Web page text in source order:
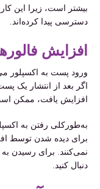
بیشتر است، زیرا این
دسترسی پیدا کرده‌اند.
افزایش
ورود پست به اکسپلور
اگر بعد از انتشار یک
افزایش یافت، ممکن
به‌طورکلی رفتن به
برای دیده شدن توسط
نمی‌کنند. برای رسیدن
دنبال کنید.